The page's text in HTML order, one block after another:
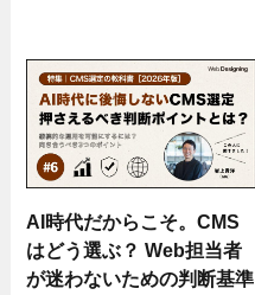
AI時代だからこそ。CMS
はどう選ぶ？ Web担当者
が迷わないための判断基準